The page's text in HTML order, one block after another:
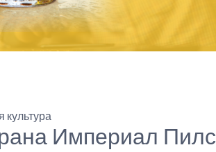
Империал Пилс